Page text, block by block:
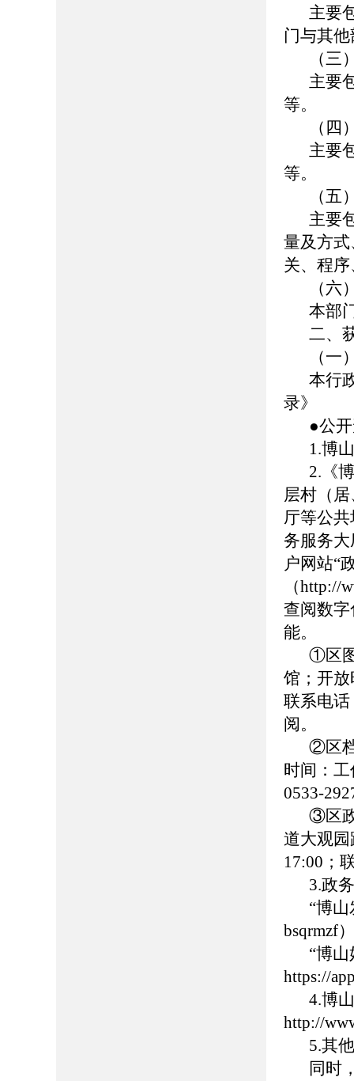
主要
门与其
（三
主要
等。
（四
主要
等。
（五
主要
量及方
关、程
（六
本部
二、
（一
本行
录》
●公
1.博
2.《
层村（
厅等公
务服务
户网站“
（http://
查阅数
能。
①区
馆；开
联系电话
阅。
②区
时间：
0533-
③区
道大观
17:00；
3.政
“博
bsqrmzf
“博
https://
4.博
http://
5.其
同时